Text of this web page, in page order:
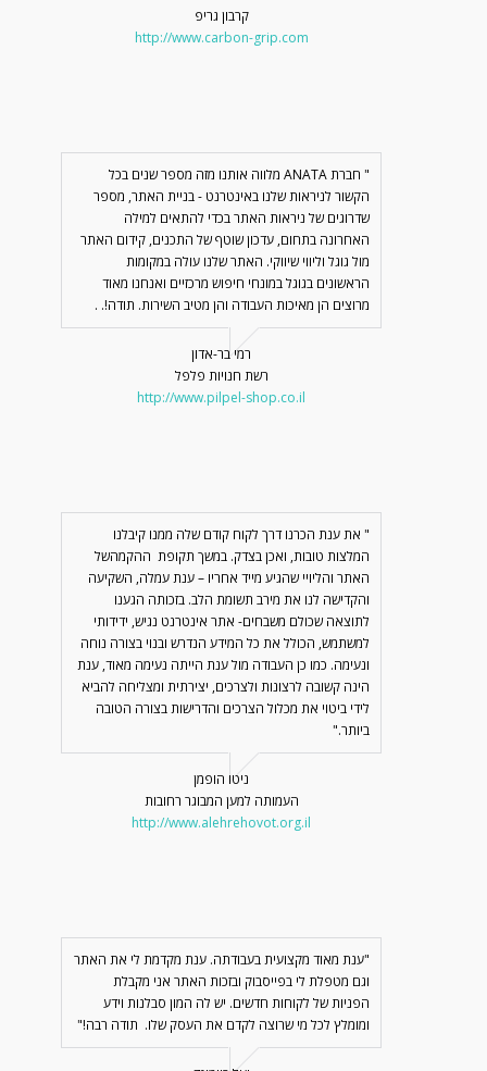
קרבון גריפ
http://www.carbon-grip.com
" חברת ANATA מלווה אותנו מזה מספר שנים בכל
הקשור לניראות שלנו באינטרנט - בניית האתר, מספר
שדרוגים של ניראות האתר בכדי להתאים למילה
האחרונה בתחום, עדכון שוטף של התכנים, קידום האתר
מול גוגל וליווי שיווקי. האתר שלנו עולה במקומות
הראשונים בגוגל במונחי חיפוש מרכזיים ואנחנו מאוד
מרוצים הן מאיכות העבודה והן מטיב השירות. תודה!. .
רמי בר-אדון
רשת חנויות פלפל
http://www.pilpel-shop.co.il
" את ענת הכרנו דרך לקוח קודם שלה ממנו קיבלנו
המלצות טובות, ואכן בצדק. במשך תקופת ההקמהשל
האתר והליויי שהגיע מייד אחריו – ענת עמלה, השקיעה
והקדישה לנו את מירב תשומת הלב. בזכותה הגענו
לתוצאה שכולם משבחים- אתר אינטרנט נגיש, ידידותי
למשתמש, הכולל את כל המידע הנדרש ובנוי בצורה נוחה
ונעימה. כמו כן העבודה מול ענת הייתה נעימה מאוד, ענת
הינה קשובה לרצונות ולצרכים, יצירתית ומצליחה להביא
לידי ביטוי את מכלול הצרכים והדרישות בצורה הטובה
ביותר."
ניטו הופמן
העמותה למען המבוגר רחובות
http://www.alehrehovot.org.il
"ענת מאוד מקצועית בעבודתה. ענת מקדמת לי את האתר
וגם מטפלת לי בפייסבוק ובזכות האתר אני מקבלת
הפניות של לקוחות חדשים. יש לה המון סבלנות וידע
ומומלץ לכל מי שרוצה לקדם את העסק שלו. תודה רבה!"